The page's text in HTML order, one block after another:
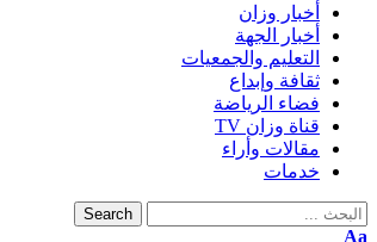
أخبار وزان
أخبار الجهة
التعليم والجمعيات
ثقافة وإبداع
فضاء الرياضة
قناة وزان TV
مقالات وأراء
خدمات
Search
Aa